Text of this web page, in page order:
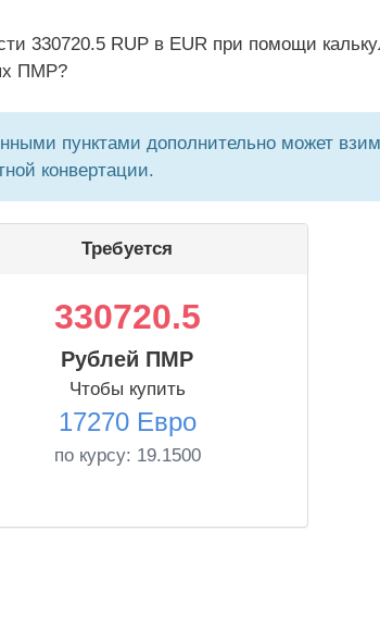
330720.5 RUP в EUR при помощи
ПМР?
пунктами дополнительно может
конвертации.
Требуется
330720.5
Рублей ПМР
Чтобы купить
17270 Евро
по курсу: 19.1500